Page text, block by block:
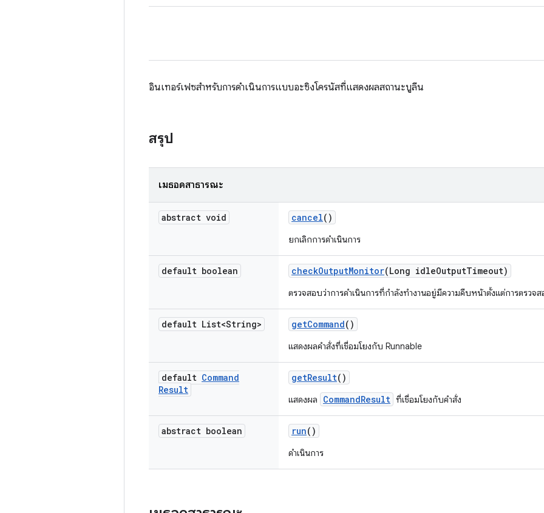
อินเทอร์เฟซสำหรับการดำเนินการแบบอะซิงโครนัสที่แสดงผลสถานะบูลีน
สรุป
เมธอดสาธารณะ
abstract void cancel()
ยกเลิกการดำเนินการ
default boolean checkOutputMonitor(Long idleOutputTimeout)
ตรวจสอบว่าการดำเนินการที่กำลังทำงานอยู่มีความคืบหน้าตั้งแต่การตรวจ
default List<String> getCommand()
แสดงผลคำสั่งที่เชื่อมโยงกับ Runnable
default Command
Result
getResult()
แสดงผล CommandResult ที่เชื่อมโยงกับคำสั่ง
abstract boolean run()
ดำเนินการ